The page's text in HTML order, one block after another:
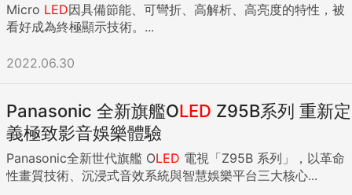
Micro LED因具備節能、可彎折、高解析、高亮度的特性，被
看好成為終極顯示技術。...
2022.06.30
Panasonic 全新旗艦OLED Z95B系列 重新定
義極致影音娛樂體驗
Panasonic全新世代旗艦 OLED 電視「Z95B 系列」，以革命
性畫質技術、沉浸式音效系統與智慧娛樂平台三大核心...